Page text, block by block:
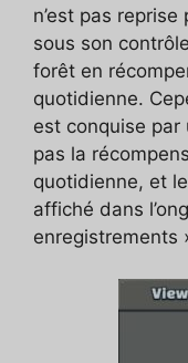
n’est pas
sous son
forêt en
quotidienne.
est conquise par
pas la
quotidienne, et
affiché dans
enregistrements